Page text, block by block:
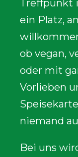
Treffpunkt
ein Platz,
ob vegan,
oder mit
Vorlieben
niemand
Bei uns